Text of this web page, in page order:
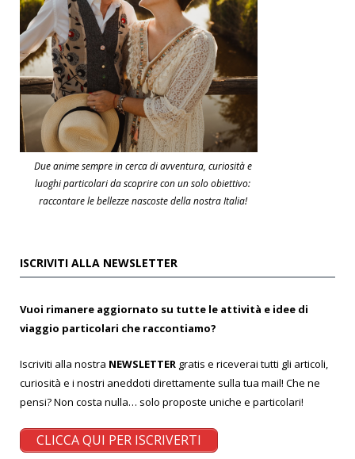
Due anime sempre in cerca di avventura, curiosità e
luoghi particolari da scoprire con un solo obiettivo:
raccontare le bellezze nascoste della nostra Italia!
ISCRIVITI ALLA NEWSLETTER
Vuoi rimanere aggiornato su tutte le attività e idee di
viaggio particolari che raccontiamo?
Iscriviti alla nostra NEWSLETTER gratis e riceverai tutti gli articoli,
curiosità e i nostri aneddoti direttamente sulla tua mail! Che ne
pensi? Non costa nulla… solo proposte uniche e particolari!
CLICCA QUI PER ISCRIVERTI